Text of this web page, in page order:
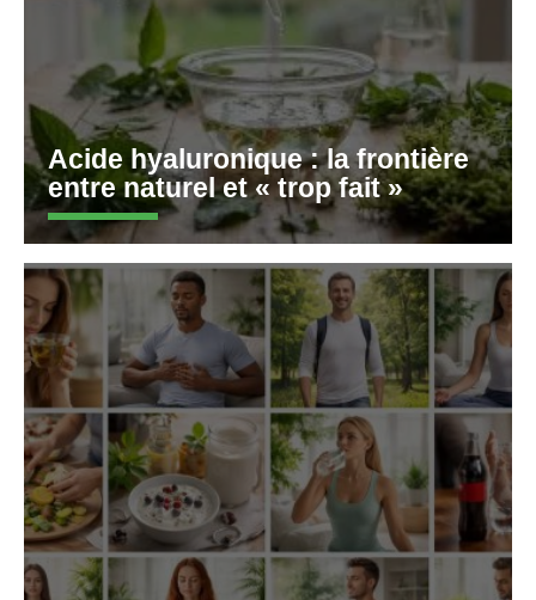
Acide hyaluronique : la frontière
entre naturel et « trop fait »